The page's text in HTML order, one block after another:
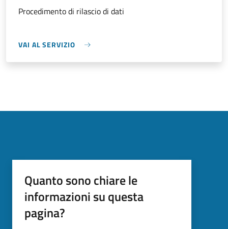
Procedimento di rilascio di dati
VAI AL SERVIZIO
Quanto sono chiare le
informazioni su questa
pagina?